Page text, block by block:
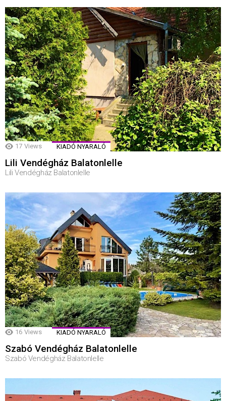
17 Views KIADÓ NYARALÓ
Lili Vendégház Balatonlelle
Lili Vendégház Balatonlelle
16 Views KIADÓ NYARALÓ
Szabó Vendégház Balatonlelle
Szabó Vendégház Balatonlelle